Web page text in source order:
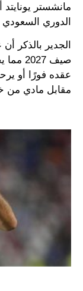
مانشستر
الدوري السعودي
الجدير بالذكر
صيف
عقده فورًا أو
مقابل مادي من